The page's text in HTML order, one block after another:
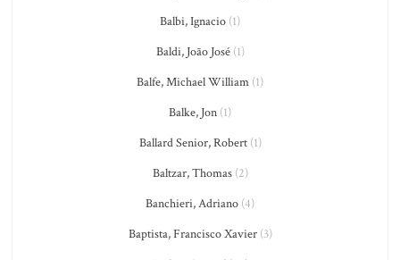
Balbi, Ignacio (1)
Baldi, João José(1)
Balfe, Michael William (1)
Balke, Jon (1)
Ballard Senior, Robert(1)
Baltzar, Thomas(2)
Banchieri, Adriano (4)
Baptista, Francisco Xavier(3)